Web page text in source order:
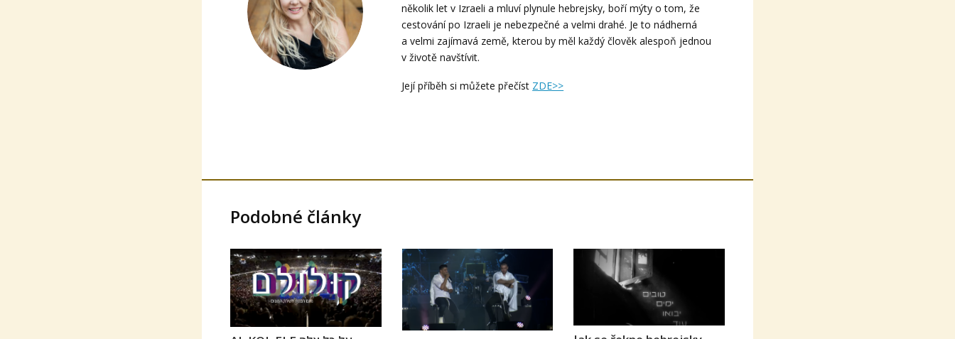
několik let v Izraeli a mluví plynule hebrejsky, boří mýty o tom, že
cestování po Izraeli je nebezpečné a velmi drahé. Je to nádherná
a velmi zajímavá země, kterou by měl každý člověk alespoň jednou
v životě navštívit.
Její příběh si můžete přečíst ZDE>>
Podobné články